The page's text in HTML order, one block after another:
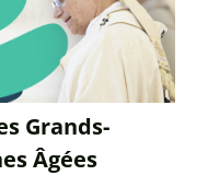
Grands-
Âgées